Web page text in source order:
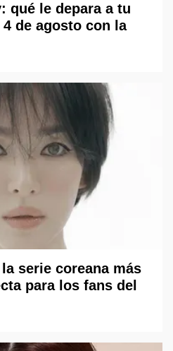
qué le depara a tu
de agosto con la
serie coreana más
para los fans del